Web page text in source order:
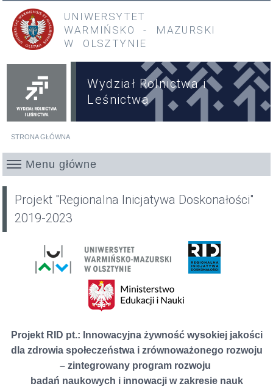
Przejdź do treści
Przejdź do menu głównego
UNIWERSYTET
WARMIŃSKO
- MAZURSKI
W OLSZTYNIE
Wydział Rolnictwa i
Leśnictwa
STRONA GŁÓWNA
Menu główne
Projekt "Regionalna Inicjatywa Doskonałości"
2019-2023
Projekt RID pt.: Innowacyjna żywność wysokiej jakości
dla zdrowia społeczeństwa i zrównoważonego rozwoju
– zintegrowany program rozwoju
badań naukowych i innowacji w zakresie nauk